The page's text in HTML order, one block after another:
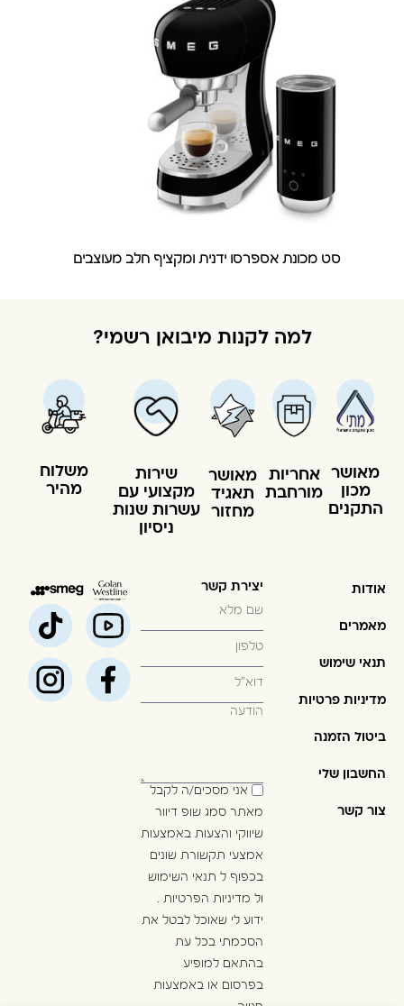
סט מכונת אספרסו ידנית ומקציף חלב מעוצבים
למה לקנות מיבואן רשמי?
מאושר
מכון
התקנים
אחריות
מורחבת
מאושר
תאגיד
מחזור
שירות
מקצועי עם
עשרות שנות
ניסיון
משלוח
מהיר
אודות
מאמרים
תנאי שימוש
מדיניות פרטיות
ביטול הזמנה
החשבון שלי
צור קשר
יצירת קשר
אני מסכים/ה לקבל
מאתר סמג שופ דיוור
שיווקי והצעות באמצעות
אמצעי תקשורת שונים
בכפוף ל תנאי השימוש
ול מדיניות הפרטיות .
ידוע לי שאוכל לבטל את
הסכמתי בכל עת
בהתאם למופיע
בפרסום או באמצעות